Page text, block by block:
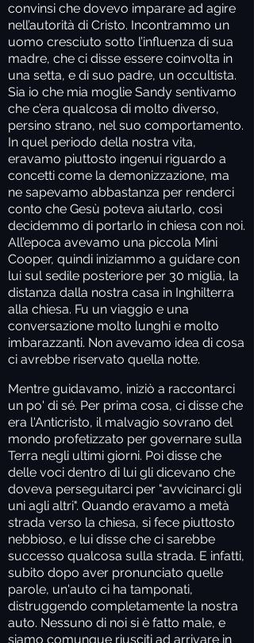
convinsi che dovevo imparare ad agire
nell’autorità di Cristo. Incontrammo un
uomo cresciuto sotto l’influenza di sua
madre, che ci disse essere coinvolta in
una setta, e di suo padre, un occultista.
Sia io che mia moglie Sandy sentivamo
che c’era qualcosa di molto diverso,
persino strano, nel suo comportamento.
In quel periodo della nostra vita,
eravamo piuttosto ingenui riguardo a
concetti come la demonizzazione, ma
ne sapevamo abbastanza per renderci
conto che Gesù poteva aiutarlo, così
decidemmo di portarlo in chiesa con noi.
All’epoca avevamo una piccola Mini
Cooper, quindi iniziammo a guidare con
lui sul sedile posteriore per 30 miglia, la
distanza dalla nostra casa in Inghilterra
alla chiesa. Fu un viaggio e una
conversazione molto lunghi e molto
imbarazzanti. Non avevamo idea di cosa
ci avrebbe riservato quella notte.
Mentre guidavamo, iniziò a raccontarci
un po' di sé. Per prima cosa, ci disse che
era l'Anticristo, il malvagio sovrano del
mondo profetizzato per governare sulla
Terra negli ultimi giorni. Poi disse che
delle voci dentro di lui gli dicevano che
doveva perseguitarci per "avvicinarci gli
uni agli altri". Quando eravamo a metà
strada verso la chiesa, si fece piuttosto
nebbioso, e lui disse che ci sarebbe
successo qualcosa sulla strada. E infatti,
subito dopo aver pronunciato quelle
parole, un'auto ci ha tamponati,
distruggendo completamente la nostra
auto. Nessuno di noi si è fatto male, e
siamo comunque riusciti ad arrivare in